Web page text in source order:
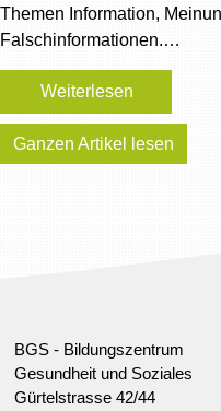
Themen Information,
Falschinformationen.…
Weiterlesen
Ganzen Artikel lesen
BGS - Bildungszentrum
Gesundheit und Soziales
Gürtelstrasse 42/44